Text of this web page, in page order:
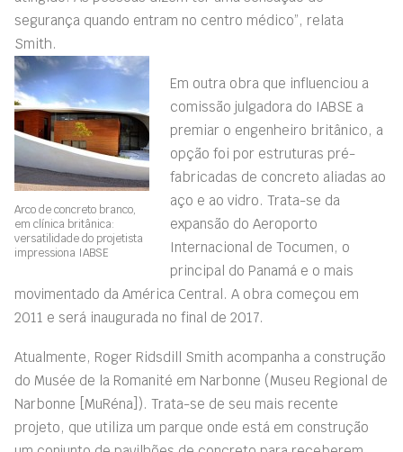
segurança quando entram no centro médico”, relata
Smith.
Arco de concreto branco,
em clínica britânica:
versatilidade do projetista
impressiona IABSE
Em outra obra que influenciou a
comissão julgadora do IABSE a
premiar o engenheiro britânico, a
opção foi por estruturas pré-
fabricadas de concreto aliadas ao
aço e ao vidro. Trata-se da
expansão do Aeroporto
Internacional de Tocumen, o
principal do Panamá e o mais
movimentado da América Central. A obra começou em
2011 e será inaugurada no final de 2017.
Atualmente, Roger Ridsdill Smith acompanha a construção
do Musée de la Romanité em Narbonne (Museu Regional de
Narbonne [MuRéna]). Trata-se de seu mais recente
projeto, que utiliza um parque onde está em construção